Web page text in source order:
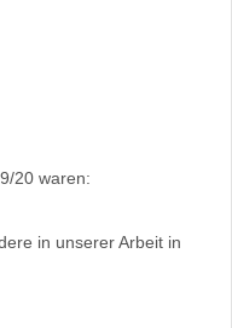
20 waren:
in unserer Arbeit in